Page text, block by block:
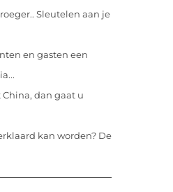
Sleutelen aan je
en gasten een
dan gaat u
kan worden? De